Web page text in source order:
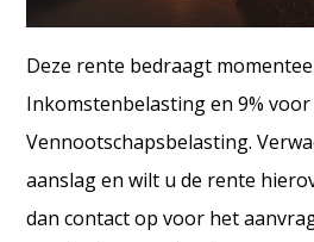
Deze rente bedraagt
Inkomstenbelasting en 9% voor
Vennootschapsbelasting.
aanslag en wilt u de rente
dan contact op voor het